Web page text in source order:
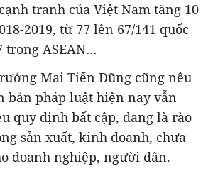
tranh của Việt Nam tăng 10
2019, từ 77 lên 67/141 quốc
trong ASEAN…
Mai Tiến Dũng cũng nêu
bản pháp luật hiện nay vẫn
quy định bất cập, đang là rào
sản xuất, kinh doanh, chưa
doanh nghiệp, người dân.